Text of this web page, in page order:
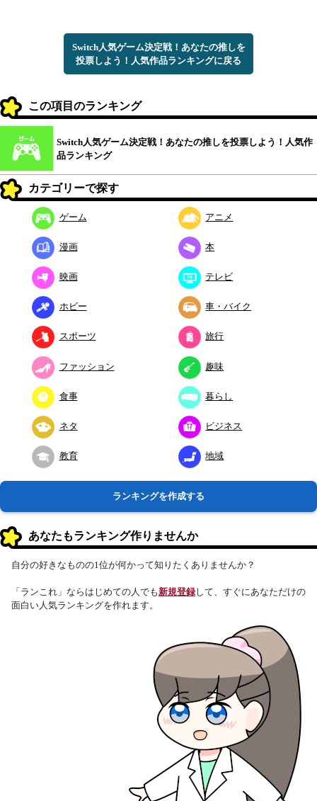
Switch人気ゲーム決定戦！あなたの推しを
投票しよう！人気作品ランキングに戻る
この項目のランキング
Switch人気ゲーム決定戦！あなたの推しを投票しよう！人気作
品ランキング
カテゴリーで探す
ゲーム アニメ
漫画 本
映画 テレビ
ホビー 車・バイク
スポーツ 旅行
ファッション 趣味
食事 暮らし
ネタ ビジネス
教育 地域
ランキングを作成する
あなたもランキング作りませんか
自分の好きなものの1位が何かって知りたくありませんか？
「ランこれ」ならはじめての人でも新規登録して、すぐにあなただけの
面白い人気ランキングを作れます。